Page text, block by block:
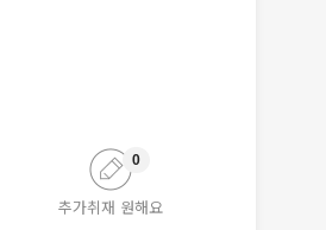
추가취재 원해요
0